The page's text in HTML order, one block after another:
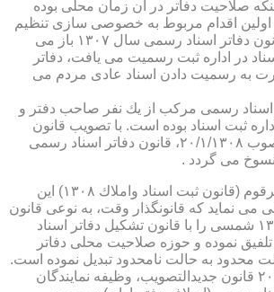
صلاحیت دفاتر در آن زمان محلی بوده
اولین اقدام مربوط به خصوصی سازی تنظیم
اسناد مراجعان، به قانون دفاتر اسناد رسمی سال ۱۳۰۷ باز می
در اداره ثبت رسمیت می یافت، دفاتر
به رسمیت دادن اسناد عادی مردم می
اسناد رسمی مركب از یك نفر صاحب دفتر و
ثبت اسناد بوده است. با تصویب قانون
ثبت اسناد و املاك مصوب ۲۰/۱/۱۳۰۸، قانون دفاتر اسناد رسمی
نحوه نگارش قانون مرقوم (قانون ثبت اسناد واملاك ۱۳۰۸) این
می نماید كه قانونگذار وقت، به نوعی قانون
ثبت اسناد مصوب ۱۳۰۲ شمسی را با قانون تشكیل دفاتر اسناد
رسمی مصوب ۱۳۰۷ تلفیق نموده و حوزه صلاحیت محلی دفاتر
محدود به حالت نامحدود تبدیل نموده است.
مضافاً مطابق ماده ۲۰۳ قانون جدیدالتصویب، وظیفه نمایندگان